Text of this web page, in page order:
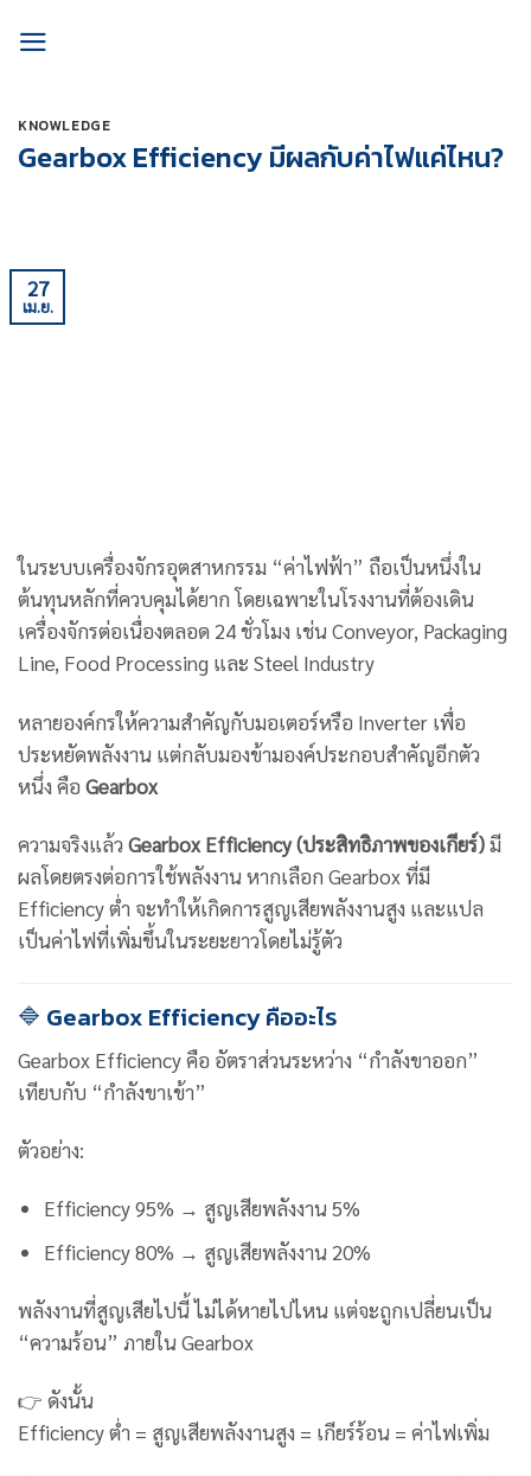
KNOWLEDGE
Gearbox Efficiency มีผลกับค่าไฟแค่ไหน?
27
เม.ย.
ในระบบเครื่องจักรอุตสาหกรรม “ค่าไฟฟ้า” ถือเป็นหนึ่งใน
ต้นทุนหลักที่ควบคุมได้ยาก โดยเฉพาะในโรงงานที่ต้องเดิน
เครื่องจักรต่อเนื่องตลอด 24 ชั่วโมง เช่น Conveyor, Packaging
Line, Food Processing และ Steel Industry
หลายองค์กรให้ความสำคัญกับมอเตอร์หรือ Inverter เพื่อ
ประหยัดพลังงาน แต่กลับมองข้ามองค์ประกอบสำคัญอีกตัว
หนึ่ง คือ Gearbox
ความจริงแล้ว Gearbox Efficiency (ประสิทธิภาพของเกียร์)มี
ผลโดยตรงต่อการใช้พลังงาน หากเลือก Gearbox ที่มี
Efficiency ต่ำ จะทำให้เกิดการสูญเสียพลังงานสูง และแปล
เป็นค่าไฟที่เพิ่มขึ้นในระยะยาวโดยไม่รู้ตัว
🔷 Gearbox Efficiency คืออะไร
Gearbox Efficiency คือ อัตราส่วนระหว่าง “กำลังขาออก”
เทียบกับ “กำลังขาเข้า”
ตัวอย่าง:
Efficiency 95% → สูญเสียพลังงาน 5%
Efficiency 80% → สูญเสียพลังงาน 20%
พลังงานที่สูญเสียไปนี้ ไม่ได้หายไปไหน แต่จะถูกเปลี่ยนเป็น
“ความร้อน” ภายใน Gearbox
👉 ดังนั้น
Efficiency ต่ำ = สูญเสียพลังงานสูง = เกียร์ร้อน = ค่าไฟเพิ่ม